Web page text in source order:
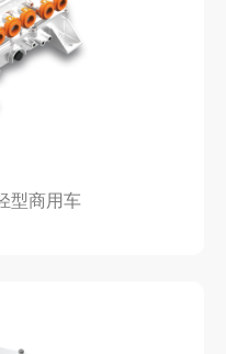
型商用车